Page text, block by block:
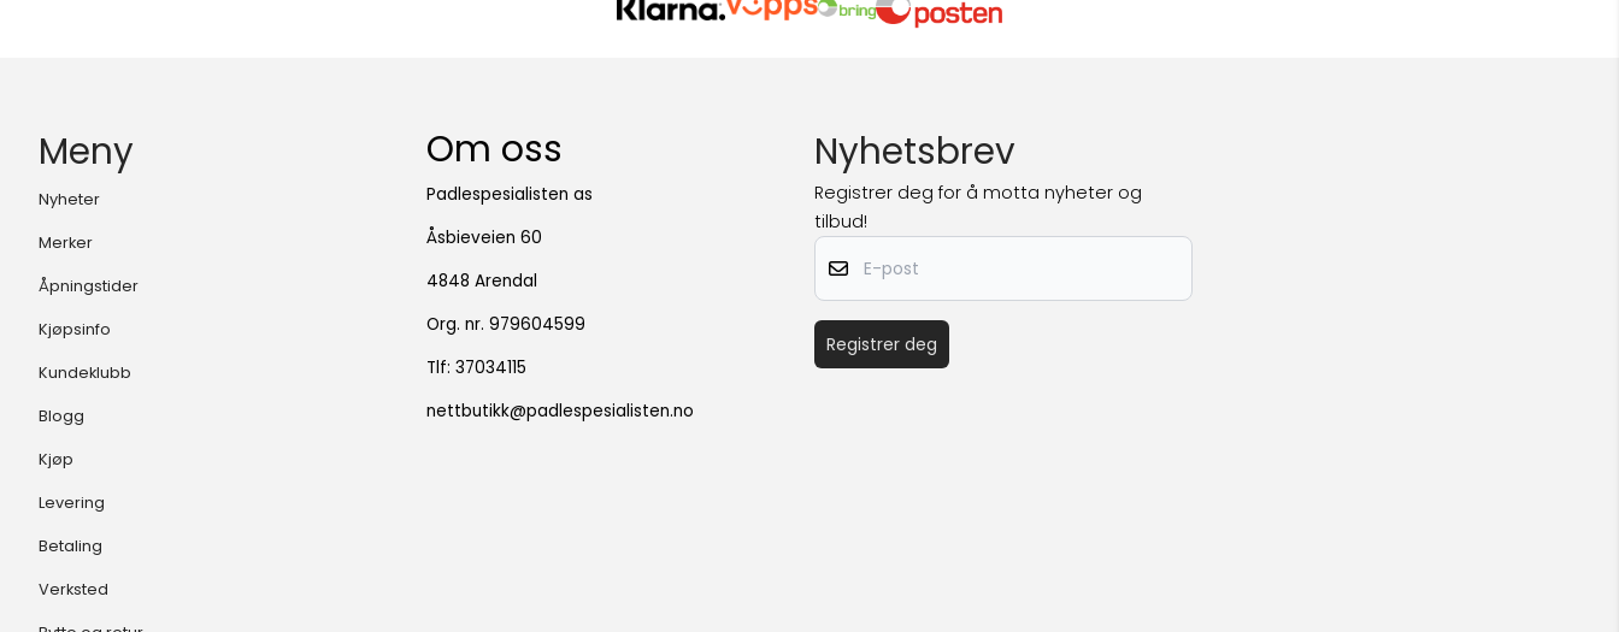
Meny
Nyheter
Merker
Åpningstider
Kjøpsinfo
Kundeklubb
Blogg
Kjøp
Levering
Betaling
Verksted
Om oss
Padlespesialisten as
Åsbieveien 60
4848 Arendal
Org. nr. 979604599
Tlf: 37034115
nettbutikk@padlespesialisten.no
Nyhetsbrev
Registrer deg for å motta nyheter og
tilbud!
E-post
Registrer deg